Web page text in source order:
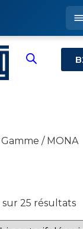
/ MONA
sur 25 résultats